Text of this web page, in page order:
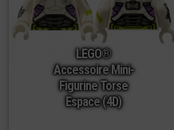
LEGO®
Accessoire Mini-
Figurine Torse
Espace (4D)